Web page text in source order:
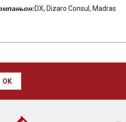
DX, Dizaro Consul, Madras
OK